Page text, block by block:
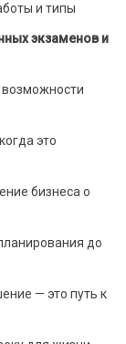
и типы
экзаменов и
это
бизнеса о
до
— это путь к